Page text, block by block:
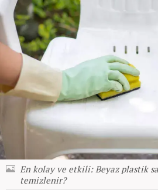
En kolay ve etkili: Beyaz plastik
temizlenir?